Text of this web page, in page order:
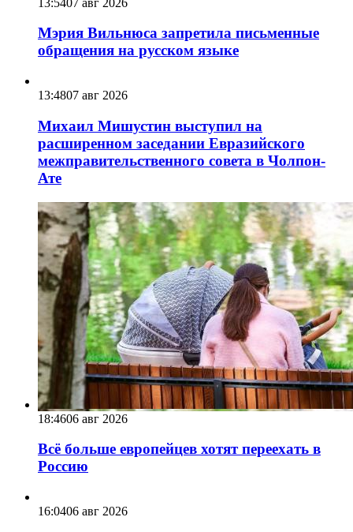
Мэрия Вильнюса запретила письменные
обращения на русском языке
13:4807 авг 2026
Михаил Мишустин выступил на
расширенном заседании Евразийского
межправительственного совета в Чолпон-
Ате
18:4606 авг 2026
Всё больше европейцев хотят переехать в
Россию
16:0406 авг 2026